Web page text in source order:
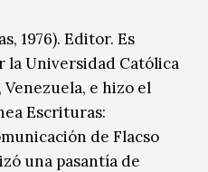
1976). Editor. Es
la Universidad Católica
Venezuela, e hizo el
Escrituras:
de Flacso
una pasantía de